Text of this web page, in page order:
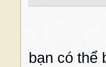
bạn có thể